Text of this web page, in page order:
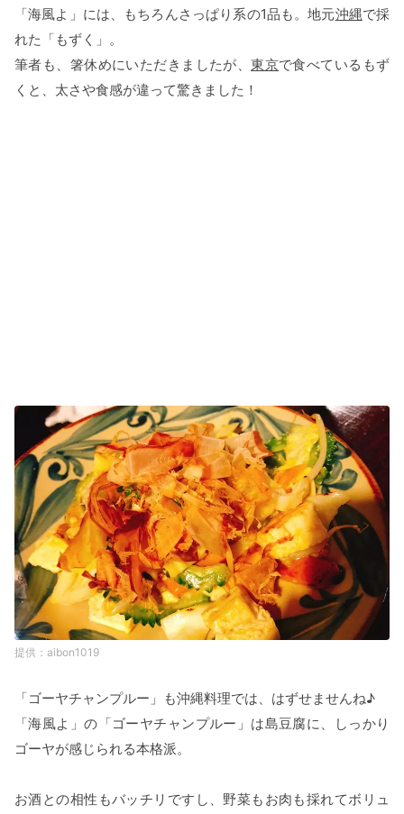
「海風よ」には、もちろんさっぱり系の1品も。地元沖縄で採
れた「もずく」。
筆者も、箸休めにいただきましたが、東京で食べているもず
くと、太さや食感が違って驚きました！
aibon1019
「ゴーヤチャンプルー」も沖縄料理では、はずせませんね♪
「海風よ」の「ゴーヤチャンプルー」は島豆腐に、しっかり
ゴーヤが感じられる本格派。
お酒との相性もバッチリですし、野菜もお肉も採れてボリュ